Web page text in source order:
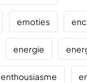
emoties
energie
enthousiasme